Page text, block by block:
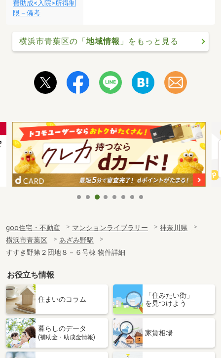
費助成<入院>所得制
限－備考
横浜市青葉区の「地域情報 」をもっと見る
goo住宅・不動産 マンションライブラリー
神奈川県
横浜市青葉区
あざみ野駅
すすき野第２団地８－６号棟 物件詳細
お役立ち情報
住まいのコラム
「住みたい街」
を見つけよう
暮らしのデータ
(補助金・助成金情報)
家賃相場